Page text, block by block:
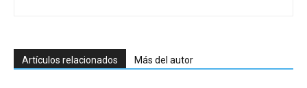
Artículos relacionados Más del autor